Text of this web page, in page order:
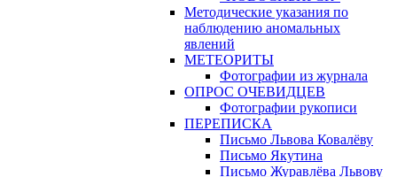
Методические указания по
наблюдению аномальных
явлений
МЕТЕОРИТЫ
Фотографии из журнала
ОПРОС ОЧЕВИДЦЕВ
Фотографии рукописи
ПЕРЕПИСКА
Письмо Львова Ковалёву
Письмо Якутина
Письмо Журавлёва Львову